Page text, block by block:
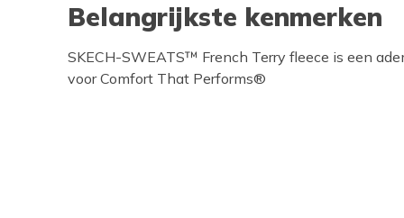
Belangrijkste kenmerken
SKECH-SWEATS™ French Terry fleece is een
voor Comfort That Performs®